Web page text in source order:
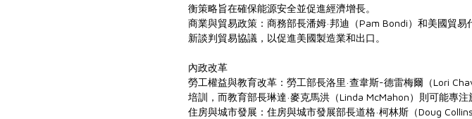
衡策略旨在確保能源安全並促進經濟增長。
商業與貿易政策：商務部長潘姆·邦迪（Pam Bondi）和美國貿
新談判貿易協議，以促進美國製造業和出口。
內政改革
勞工權益與教育改革：勞工部長洛里·查韋斯-德雷梅爾（Lori
培訓，而教育部長琳達·麥克馬洪（Linda McMahon）則可能專注
住房與城市發展：住房與城市發展部長道格·柯林斯（Doug